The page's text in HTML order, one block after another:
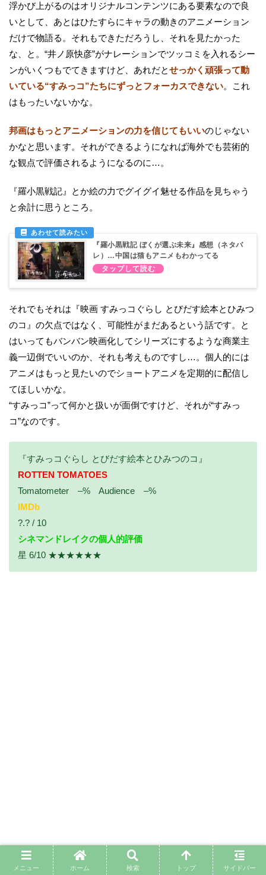
浮かび上がるのはオリジナルコンテンツにある要素なので良
いとして、あとはひたすらにキャラの動きのアニメーション
だけで物語る。それもできただろうし、それを見たかった
な、と。“井ノ原快彦”がナレーションでツッコミを入れるシー
ンがいくつもでてきますけど、あれだとせっかく頑張って動
いている“すみっコ”たちにずっとフォーカスできない。これ
はもったいないかな。
邦画はもっとアニメーションの力を信じてもいいのじゃない
かなと思います。それができるようになれば海外でも芸術的
な観点で評価されるようになるのに…。
『羅小黒戦記』とか絵の力でグイグイ魅せる作品を見ちゃう
と余計に思うところ。
『羅小黒戦記 ぼくが選ぶ未来』感想（ネタバ
レ）…中国は猫もアニメもわかってる
それでもそれは『映画 すみっコぐらし とびだす絵本とひみつ
のコ』の欠点ではなく、可能性がまだあるという話です。と
はいってもバンバン映画化してシリーズにするような商業主
義一辺倒でいいのか、それも考えものですし…。個人的には
アニメはもっと見たいのでショートアニメを定期的に配信し
てほしいかな。
“すみっコ”って何かと扱いが面倒ですけど、それが“すみっ
コ”なのです。
『すみっコぐらし とびだす絵本とひみつのコ』
ROTTEN TOMATOES
Tomatometer –% Audience –%
IMDb
?.? / 10
シネマンドレイクの個人的評価
星 6/10 ★★★★★★
メニュー ホーム 検索 トップ サイドバー